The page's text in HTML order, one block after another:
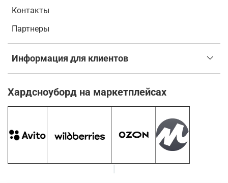
Контакты
Партнеры
Информация для клиентов
Хардсноуборд на маркетплейсах